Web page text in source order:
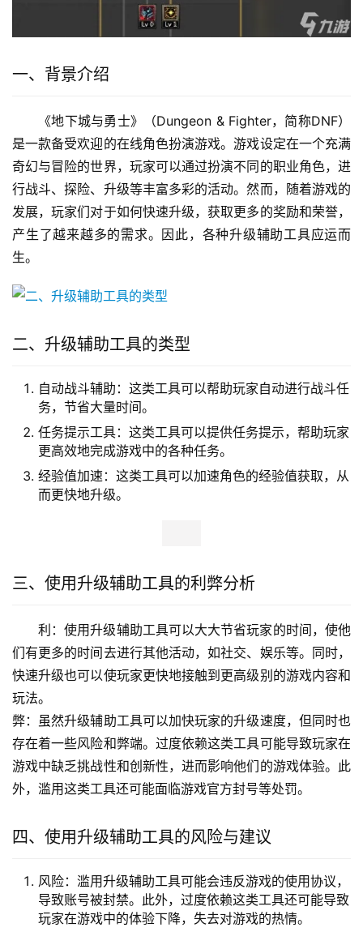
一、背景介绍
《地下城与勇士》（Dungeon & Fighter，简称DNF）
是一款备受欢迎的在线角色扮演游戏。游戏设定在一个充满
奇幻与冒险的世界，玩家可以通过扮演不同的职业角色，进
行战斗、探险、升级等丰富多彩的活动。然而，随着游戏的
发展，玩家们对于如何快速升级，获取更多的奖励和荣誉，
产生了越来越多的需求。因此，各种升级辅助工具应运而
生。
二、升级辅助工具的类型
自动战斗辅助：这类工具可以帮助玩家自动进行战斗任
务，节省大量时间。
任务提示工具：这类工具可以提供任务提示，帮助玩家
更高效地完成游戏中的各种任务。
经验值加速：这类工具可以加速角色的经验值获取，从
而更快地升级。
三、使用升级辅助工具的利弊分析
利：使用升级辅助工具可以大大节省玩家的时间，使他
们有更多的时间去进行其他活动，如社交、娱乐等。同时，
快速升级也可以使玩家更快地接触到更高级别的游戏内容和
玩法。
弊：虽然升级辅助工具可以加快玩家的升级速度，但同时也
存在着一些风险和弊端。过度依赖这类工具可能导致玩家在
游戏中缺乏挑战性和创新性，进而影响他们的游戏体验。此
外，滥用这类工具还可能面临游戏官方封号等处罚。
四、使用升级辅助工具的风险与建议
风险：滥用升级辅助工具可能会违反游戏的使用协议，
导致账号被封禁。此外，过度依赖这类工具还可能导致
玩家在游戏中的体验下降，失去对游戏的热情。